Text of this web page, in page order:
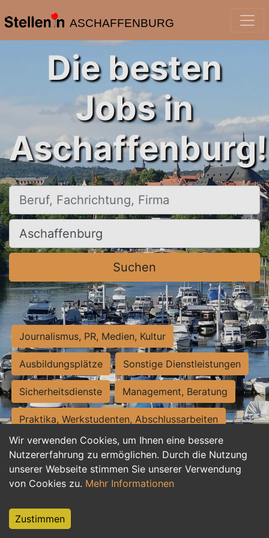
ASCHAFFENBURG
Wir verwenden Cookies, um Ihnen eine bessere
Nutzererfahrung zu ermöglichen. Durch die Nutzung
unserer Webseite stimmen Sie unserer Verwendung
von Cookies zu. Mehr Informationen
Zustimmen
Die besten
Jobs in
Aschaffenburg!
Beruf, Fachrichtung, Firma
Ort, Stadt
Suchen
Journalismus, PR, Medien, Kultur
Ausbildungsplätze Sonstige Dienstleistungen
Sicherheitsdienste Management, Beratung
Praktika, Werkstudenten, Abschlussarbeiten
Personalwesen Assistenz, Sekretariat
Hilfskräfte, Aushilfs- und Nebenjobs
Weiterbildung, Studium, duale Ausbildung